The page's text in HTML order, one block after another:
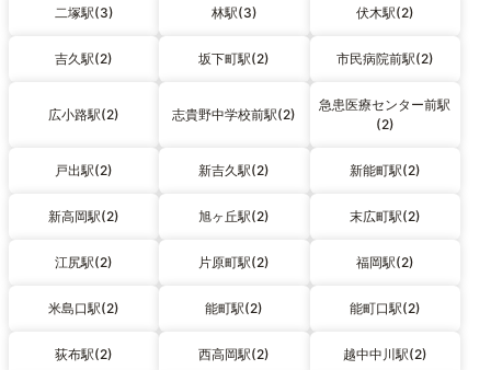
二塚駅(3) 林駅(3) 伏木駅(2)
吉久駅(2) 坂下町駅(2) 市民病院前駅(2)
広小路駅(2) 志貴野中学校前駅(2)
急患医療センター前駅
(2)
戸出駅(2) 新吉久駅(2) 新能町駅(2)
新高岡駅(2) 旭ヶ丘駅(2) 末広町駅(2)
江尻駅(2) 片原町駅(2) 福岡駅(2)
米島口駅(2) 能町駅(2) 能町口駅(2)
荻布駅(2) 西高岡駅(2) 越中中川駅(2)